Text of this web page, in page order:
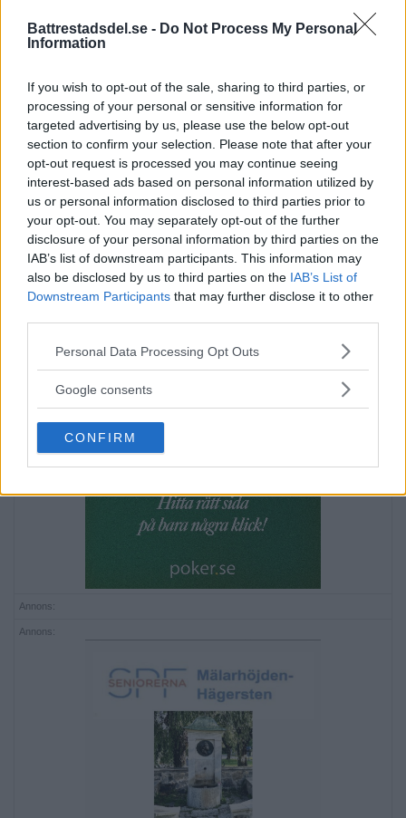
Battrestadsdel.se - Do Not Process My Personal
Information
If you wish to opt-out of the sale, sharing to third parties, or
processing of your personal or sensitive information for
targeted advertising by us, please use the below opt-out
section to confirm your selection. Please note that after your
opt-out request is processed you may continue seeing
interest-based ads based on personal information utilized by
us or personal information disclosed to third parties prior to
your opt-out. You may separately opt-out of the further
disclosure of your personal information by third parties on the
IAB’s list of downstream participants. This information may
also be disclosed by us to third parties on the IAB’s List of
Downstream Participants that may further disclose it to other
Please note that this website/app uses one or more Google
not limited to your visit or usage behaviour. You may click to
use your data for below specified purposes in below Google
consent section.
Personal Data Processing Opt Outs
Google consents
CONFIRM
Annons:
Annons:
Annons:
Annons: